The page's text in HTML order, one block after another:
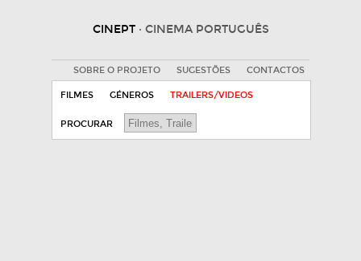
CINEPT · CINEMA PORTUGUÊS
SOBRE O PROJETO SUGESTÕES CONTACTOS
FILMES GÉNEROS TRAILERS/VIDEOS
PROCURAR